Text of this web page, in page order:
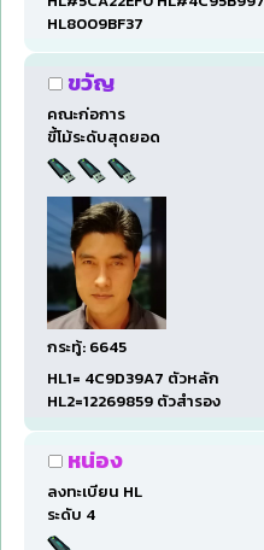
HL8009BF37
ขวัญ
คณะก่อการ
ขี้โม้ระดับสุดยอด
กระทู้: 6645
HL1= 4C9D39A7 ตัวหลัก
HL2=12269859 ตัวสำรอง
หน่อง
ลงทะเบียน HL
ระดับ 4